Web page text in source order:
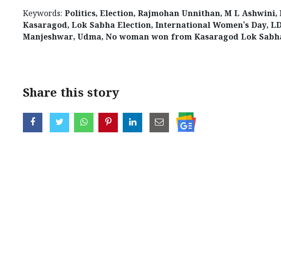
Keywords: Politics, Election, Rajmohan Unnithan, M L Ashwini,
Kasaragod, Lok Sabha Election, International Women's Day,
Manjeshwar, Udma, No woman won from Kasaragod Lok
Share this story